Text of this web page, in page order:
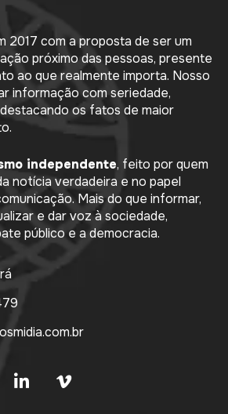
2017 com a proposta de ser um
próximo das pessoas, presente
ao que realmente importa. Nosso
informação com seriedade,
os fatos de maior
independente, feito por quem
notícia verdadeira e no papel
Mais do que informar,
e dar voz à sociedade,
público e a democracia.